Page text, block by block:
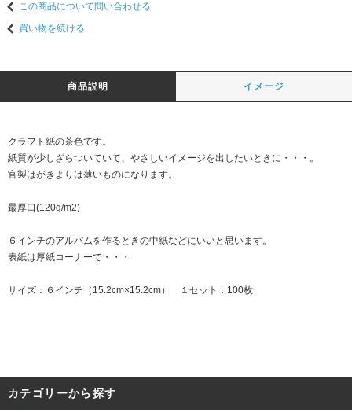
この商品について問い合わせる
買い物を続ける
商品説明 イメージ
クラフト紙の茶色です。
紙質が少しざらついていて、やさしいイメージを出したいときに・・・。
官製はがきよりは薄いものになります。
最厚口(120g/m2)
６インチのアルバムを作るときの中紙などにいいと思います。
表紙は厚紙コーナーで・・・
サイズ：６インチ（15.2cm×15.2cm） １セット：100枚
カテゴリーから探す